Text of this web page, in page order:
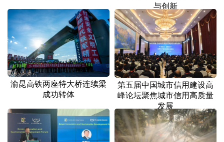
与创新
渝昆高铁两座特大桥连续梁
成功转体
第五届中国城市信用建设高
峰论坛聚焦城市信用高质量
发展